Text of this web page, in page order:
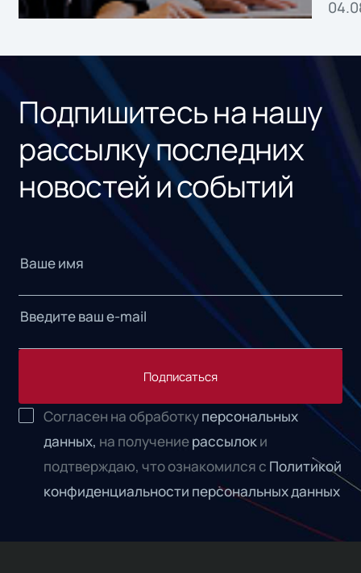
Подпишитесь на нашу
рассылку последних
новостей и событий
Подписаться
Согласен на обработкуперсональных
данных, на получениерассылоки
подтверждаю, что ознакомился с Политикой
конфиденциальности персональных данных